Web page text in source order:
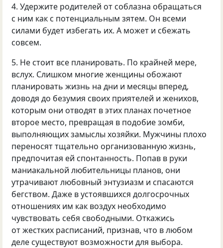
4. Удержите родителей от соблазна обращаться
с ним как с потенциальным зятем. Он всеми
силами будет избегать их. А может и сбежать
совсем.
5. Не стоит все планировать. По крайней мере,
вслух. Слишком многие женщины обожают
планировать жизнь на дни и месяцы вперед,
доводя до безумия своих приятелей и женихов,
которым они отводят в этих планах почетное
второе место, превращая в подобие зомби,
выполняющих замыслы хозяйки. Мужчины плохо
переносят тщательно организованную жизнь,
предпочитая ей спонтанность. Попав в руки
маниакальной любительницы планов, они
утрачивают любовный энтузиазм и спасаются
бегством. Даже в устоявшихся долгосрочных
отношениях им как воздух необходимо
чувствовать себя свободными. Откажись
от жестких расписаний, признав, что в любом
деле существуют возможности для выбора.